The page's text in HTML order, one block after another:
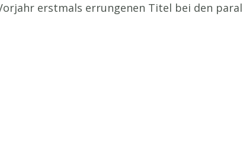
erstmals errungenen Titel bei den